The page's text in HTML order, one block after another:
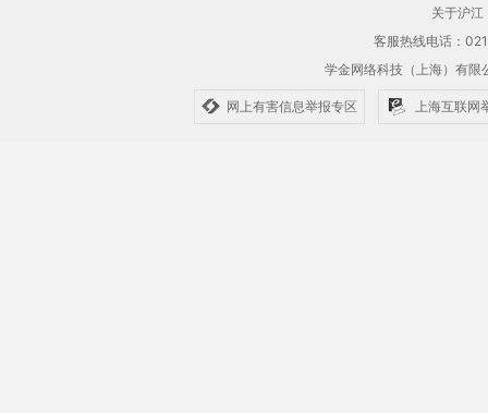
关于沪江
客服热线电话：
学金网络科技（上海）有
网上有害信息举报专区 上海互联网